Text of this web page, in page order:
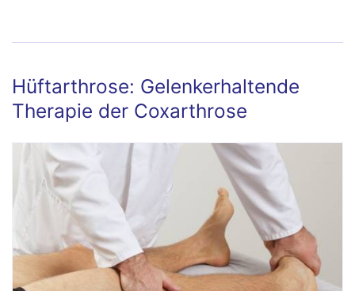
Hüftarthrose: Gelenkerhaltende
Therapie der Coxarthrose